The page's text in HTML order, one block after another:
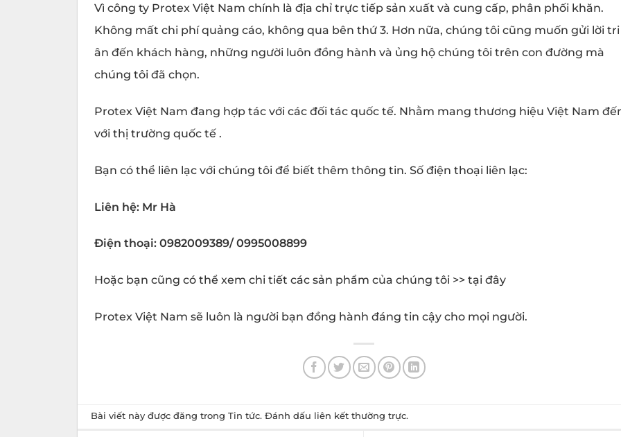
Vì công ty Protex Việt Nam chính là địa chỉ trực tiếp sản xuất và cung cấp, phân phối khăn.
Không mất chi phí quảng cáo, không qua bên thứ 3. Hơn nữa, chúng tôi cũng muốn gửi lời tri
ân đến khách hàng, những người luôn đồng hành và ủng hộ chúng tôi trên con đường mà
chúng tôi đã chọn.
Protex Việt Nam đang hợp tác với các đối tác quốc tế. Nhằm mang thương hiệu Việt Nam
với thị trường quốc tế .
Bạn có thể liên lạc với chúng tôi để biết thêm thông tin. Số điện thoại liên lạc:
Liên hệ: Mr Hà
Điện thoại: 0982009389/ 0995008899
Hoặc bạn cũng có thể xem chi tiết các sản phẩm của chúng tôi >> tại đây
Protex Việt Nam sẽ luôn là người bạn đồng hành đáng tin cậy cho mọi người.
Bài viết này được đăng trongTin tức. Đánh dấu liên kết thường trực.